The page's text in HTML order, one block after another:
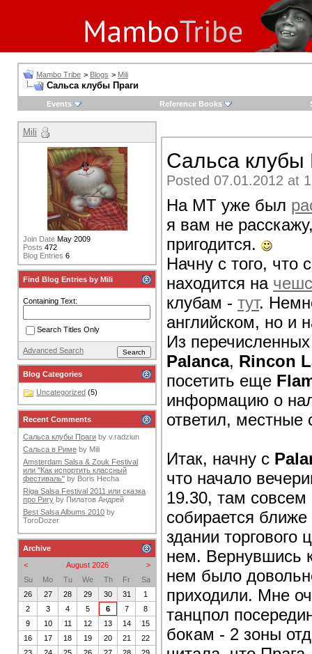
Mambo Tribe > Blogs > Mili
Сальса клубы Праги
Events Reference Books
Сальса клубы
Posted 07.01.2012 at
На МТ уже был
я вам не
пригодится.
Начну с того, что
находится на
клубам - тут.
английском, но и
Из
Palanca, Rincon
посетить еще
информацию о
ответил, местные
Итак, начну с
что начало
19.30, там совсем
собирается
здании
нем. Вернувшись
нем было
приходили. Мне
танцпол
бокам - 2 зоны
Mili
Join Date May 2009
Posts 472
Blog Entries 6
Find Blog Entries by Mili
Containing Text:
Search Titles Only
Advanced Search
Blog Categories
Uncategorized (5)
Recent Comments
Сальса клубы Праги by v.radziun
Сальса в Риме by Mili
Amsterdam Salsa & Zouk Festival
или "Как испортить классный
фестиваль" by Boris Hecha
Riga Salsa Festival 2011 или сказка
про Ригу by Пилатов Андрей
Best Salsa Albums 2010 by
ToroDozer
Archive
<
>
August 2026
Su
Mo Tu We Th Fr
Sa
26
27 28 29 30 31
1
2
3 4 5 6 7
8
9
10 11 12 13 14
15
16
17 18 19 20 21
22